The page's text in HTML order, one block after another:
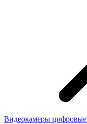
Видеокамеры цифровые